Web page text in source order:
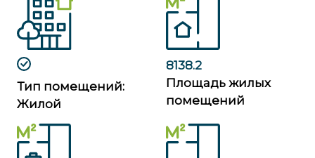
Тип помещений:
Жилой
8138.2
Площадь жилых
помещений